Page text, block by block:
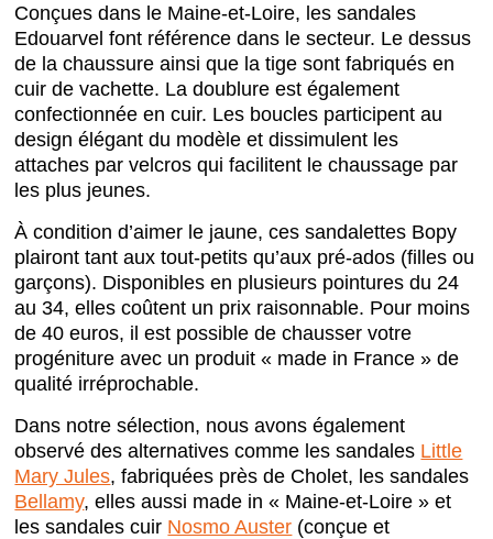
Conçues dans le Maine-et-Loire, les sandales
Edouarvel font référence dans le secteur. Le dessus
de la chaussure ainsi que la tige sont fabriqués en
cuir de vachette. La doublure est également
confectionnée en cuir. Les boucles participent au
design élégant du modèle et dissimulent les
attaches par velcros qui facilitent le chaussage par
les plus jeunes.
À condition d’aimer le jaune, ces sandalettes Bopy
plairont tant aux tout-petits qu’aux pré-ados (filles ou
garçons). Disponibles en plusieurs pointures du 24
au 34, elles coûtent un prix raisonnable. Pour moins
de 40 euros, il est possible de chausser votre
progéniture avec un produit « made in France » de
qualité irréprochable.
Dans notre sélection, nous avons également
observé des alternatives comme les sandales Little
Mary Jules, fabriquées près de Cholet, les sandales
Bellamy, elles aussi made in « Maine-et-Loire » et
les sandales cuir Nosmo Auster (conçue et